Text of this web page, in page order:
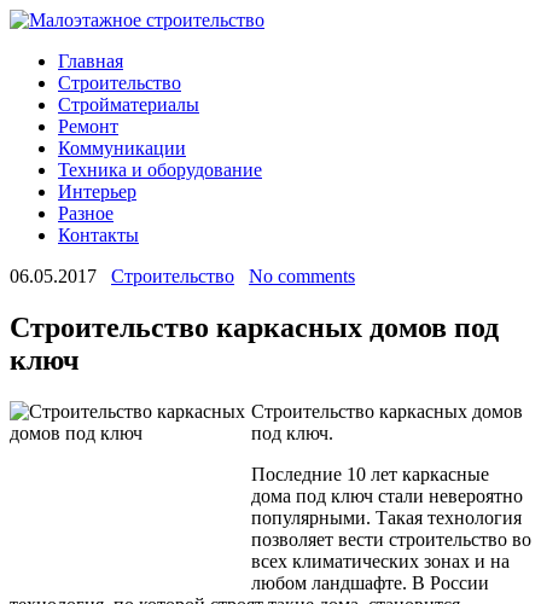
Главная
Строительство
Стройматериалы
Ремонт
Коммуникации
Техника и оборудование
Интерьер
Разное
Контакты
06.05.2017
Строительство No comments
Строительство каркасных домов под
ключ
Строительство каркасных домов
под ключ.
Последние 10 лет каркасные
дома под ключ стали невероятно
популярными. Такая технология
позволяет вести строительство во
всех климатических зонах и на
любом ландшафте. В России